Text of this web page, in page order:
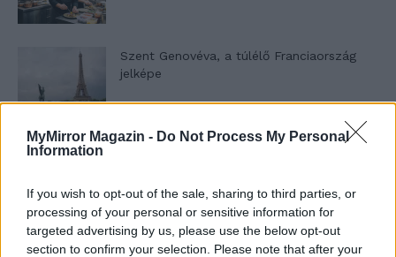
MyMirror Magazin - Do Not Process My Personal
Information
If you wish to opt-out of the sale, sharing to third parties, or
processing of your personal or sensitive information for
targeted advertising by us, please use the below opt-out
section to confirm your selection. Please note that after your
Szent Genovéva, a túlélő Franciaország
jelképe
Minka 12. rész
Minka 11. rész